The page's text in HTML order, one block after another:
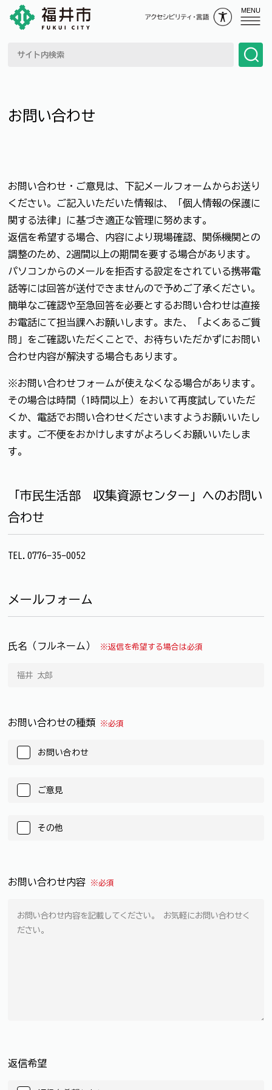
MENU
お問い合わせ
お問い合わせ・ご意見は、下記メールフォームからお送り
ください。ご記入いただいた情報は、「個人情報の保護に
関する法律」に基づき適正な管理に努めます。
返信を希望する場合、内容により現場確認、関係機関との
調整のため、2週間以上の期間を要する場合があります。
パソコンからのメールを拒否する設定をされている携帯電
話等には回答が送付できませんので予めご了承ください。
簡単なご確認や至急回答を必要とするお問い合わせは直接
お電話にて担当課へお願いします。また、「よくあるご質
問」をご確認いただくことで、お待ちいただかずにお問い
合わせ内容が解決する場合もあります。
※お問い合わせフォームが使えなくなる場合があります。
その場合は時間（1時間以上）をおいて再度試していただ
くか、電話でお問い合わせくださいますようお願いいたし
ます。ご不便をおかけしますがよろしくお願いいたしま
す。
「市民生活部 収集資源センター」へのお問い
合わせ
TEL.0776-35-0052
メールフォーム
氏名（フルネーム） ※返信を希望する場合は必須
お問い合わせの種類 ※必須
お問い合わせ
ご意見
その他
お問い合わせ内容 ※必須
返信希望